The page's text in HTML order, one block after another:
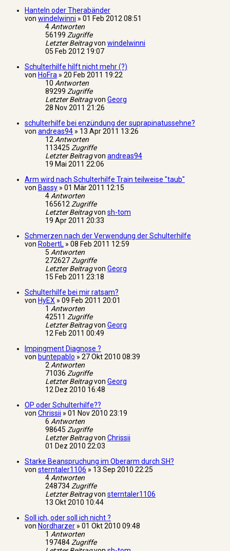
Hanteln oder Therabänder
von windelwinni » 01 Feb 2012 08:51
4Antworten
56199 Zugriffe
Letzter Beitragvon windelwinni
05 Feb 2012 19:07
Schulterhilfe hilft nicht mehr (?)
von HoFra » 20 Feb 2011 19:22
10 Antworten
89299 Zugriffe
Letzter Beitragvon Georg
28 Nov 2011 21:26
schulterhilfe bei enzündung der suprapinatussehne?
von andreas94 » 13 Apr 2011 13:26
12Antworten
113425 Zugriffe
Letzter Beitragvon andreas94
19 Mai 2011 22:06
Arm wird nach Schulterhilfe Train teilweise "taub"
von Bassy » 01 Mär 2011 12:15
4Antworten
165612Zugriffe
Letzter Beitragvon sh-tom
19 Apr 2011 20:33
Schmerzen nach der Verwendung der Schulterhilfe
von RobertL » 08 Feb 2011 12:59
5 Antworten
272627Zugriffe
Letzter Beitragvon Georg
15 Feb 2011 23:18
Schulterhilfe bei mir ratsam?
von HyEX » 09 Feb 2011 20:01
1 Antworten
42511 Zugriffe
Letzter Beitragvon Georg
12 Feb 2011 00:49
Impingment Diagnose ?
von buntepablo » 27 Okt 2010 08:39
2Antworten
71036 Zugriffe
Letzter Beitragvon Georg
12 Dez 2010 16:48
OP oder Schulterhilfe??
von Chrissii » 01 Nov 2010 23:19
6 Antworten
98645 Zugriffe
Letzter Beitragvon Chrissii
01 Dez 2010 22:03
Starke Beanspruchung im Oberarm durch SH?
von sterntaler1106 » 13 Sep 2010 22:25
4Antworten
248734Zugriffe
Letzter Beitragvon sterntaler1106
13 Okt 2010 10:44
Soll ich, oder soll ich nicht ?
von Nordharzer » 01 Okt 2010 09:48
1 Antworten
197484Zugriffe